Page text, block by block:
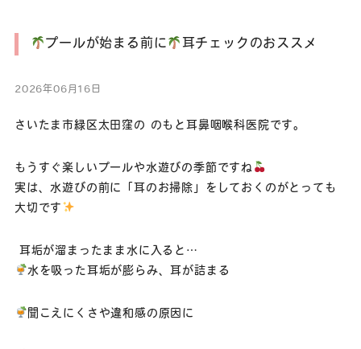
プールが始まる前に 耳チェックのおススメ
2026年06月16日
さいたま市緑区太田窪の のもと耳鼻咽喉科医院です。
もうすぐ楽しいプールや水遊びの季節ですね
実は、水遊びの前に「耳のお掃除」をしておくのがとっても
大切です
耳垢が溜まったまま水に入ると…
水を吸った耳垢が膨らみ、耳が詰まる
聞こえにくさや違和感の原因に